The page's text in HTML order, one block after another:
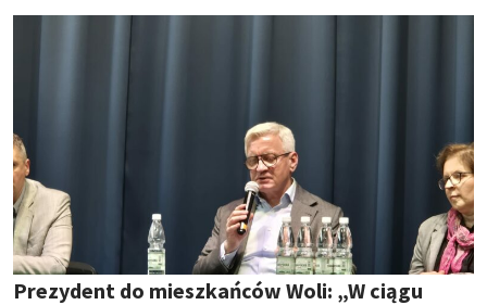
Prezydent do mieszkańców Woli: „W ciągu